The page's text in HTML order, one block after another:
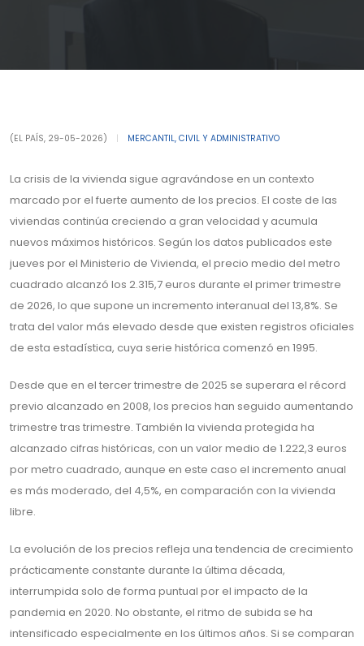
(EL PAÍS, 29-05-2026) MERCANTIL, CIVIL Y ADMINISTRATIVO
La crisis de la vivienda sigue agravándose en un contexto
marcado por el fuerte aumento de los precios. El coste de las
viviendas continúa creciendo a gran velocidad y acumula
nuevos máximos históricos. Según los datos publicados este
jueves por el Ministerio de Vivienda, el precio medio del metro
cuadrado alcanzó los 2.315,7 euros durante el primer trimestre
de 2026, lo que supone un incremento interanual del 13,8%. Se
trata del valor más elevado desde que existen registros oficiales
de esta estadística, cuya serie histórica comenzó en 1995.
Desde que en el tercer trimestre de 2025 se superara el récord
previo alcanzado en 2008, los precios han seguido aumentando
trimestre tras trimestre. También la vivienda protegida ha
alcanzado cifras históricas, con un valor medio de 1.222,3 euros
por metro cuadrado, aunque en este caso el incremento anual
es más moderado, del 4,5%, en comparación con la vivienda
libre.
La evolución de los precios refleja una tendencia de crecimiento
prácticamente constante durante la última década,
interrumpida solo de forma puntual por el impacto de la
pandemia en 2020. No obstante, el ritmo de subida se ha
intensificado especialmente en los últimos años. Si se comparan